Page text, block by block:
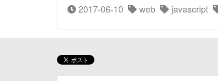
2017-06-10 web javascript